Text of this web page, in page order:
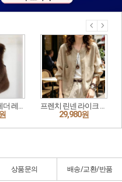
상품문의 배송/교환/반품